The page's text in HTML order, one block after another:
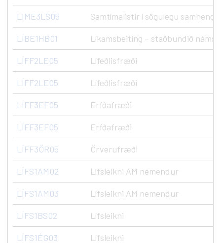
LIME3LS05 Samtímalistir í sögulegu samhengi
LÍBE1HB01 Líkamsbeiting – staðbundið
LÍFF2LE05 Lífeðlisfræði
LÍFF2LE05 Lífeðlisfræði
LÍFF3EF05 Erfðafræði
LÍFF3EF05 Erfðafræði
LÍFF3ÖR05 Örverufræði
LÍFS1AM02 Lífsleikni AM nemendur
LÍFS1AM03 Lífsleikni AM nemendur
LÍFS1BS02 Lífsleikni
LÍFS1ÉG03 Lífsleikni